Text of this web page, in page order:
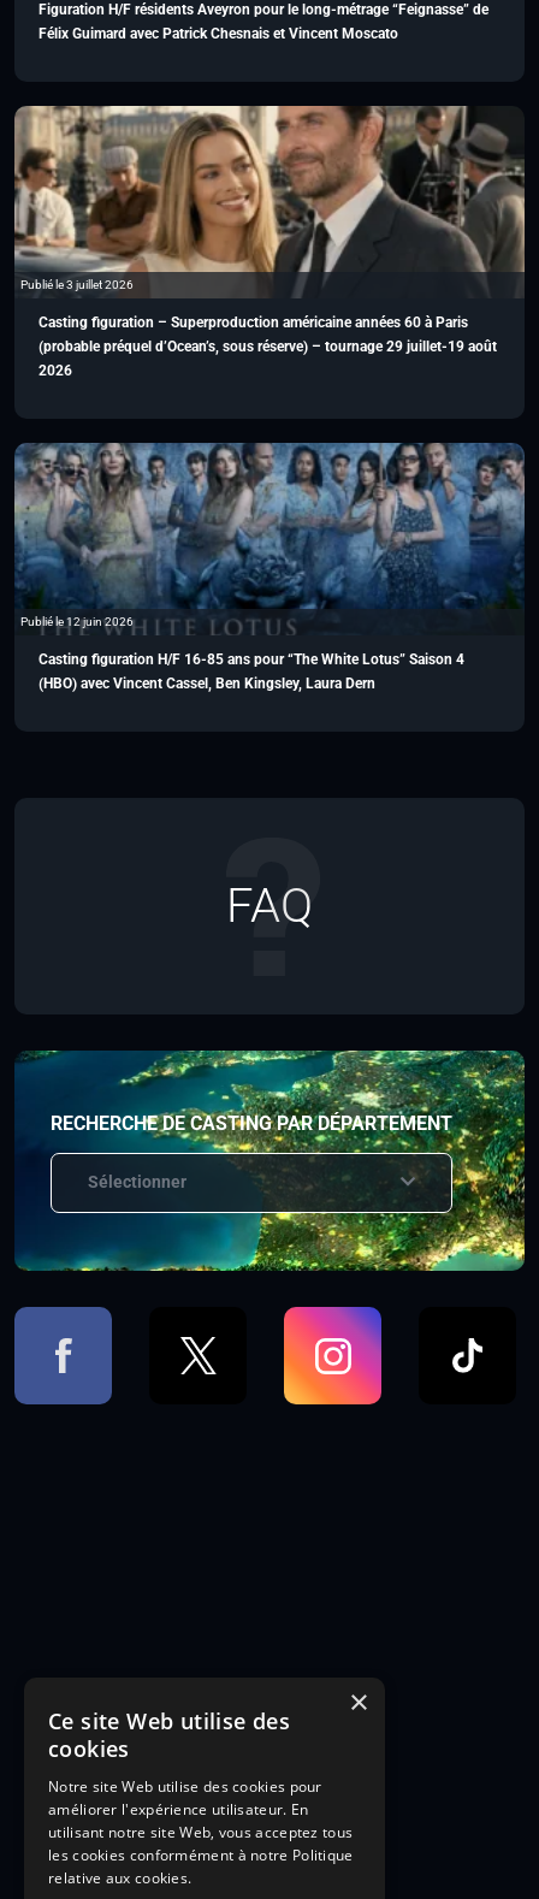
Figuration H/F résidents Aveyron pour le long-métrage “Feignasse” de
Félix Guimard avec Patrick Chesnais et Vincent Moscato
Publié le 3 juillet 2026
Casting figuration – Superproduction américaine années 60 à Paris
(probable préquel d’Ocean’s, sous réserve) – tournage 29 juillet-19 août
2026
Publié le 12 juin 2026
Casting figuration H/F 16-85 ans pour “The White Lotus” Saison 4
(HBO) avec Vincent Cassel, Ben Kingsley, Laura Dern
FAQ
RECHERCHE DE CASTING PAR DÉPARTEMENT
Sélectionner
×
Ce site Web utilise des
cookies
Notre site Web utilise des cookies pour
améliorer l'expérience utilisateur. En
utilisant notre site Web, vous acceptez tous
les cookies conformément à notre Politique
relative aux cookies.